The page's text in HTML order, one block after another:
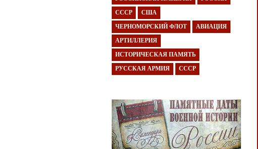
СССР США
ЧЕРНОМОРСКИЙ ФЛОТ АВИАЦИЯ
АРТИЛЛЕРИЯ
ИСТОРИЧЕСКАЯ ПАМЯТЬ
РУССКАЯ АРМИЯ СССР